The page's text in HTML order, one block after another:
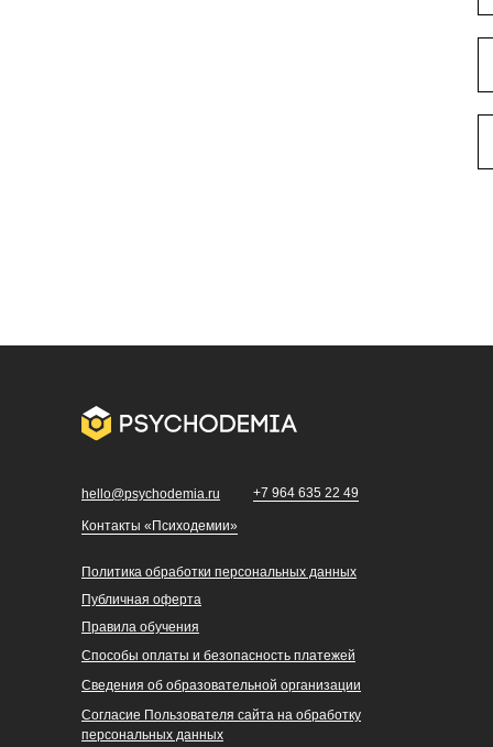
hello@psychodemia.ru +7 964 635 22 49
Контакты «Психодемии»
Политика обработки персональных данных
Публичная оферта
Способы оплаты и безопасность платежей
Сведения об образовательной организации
Правила обучения
Согласие Пользователя сайта на обработку
персональных данных